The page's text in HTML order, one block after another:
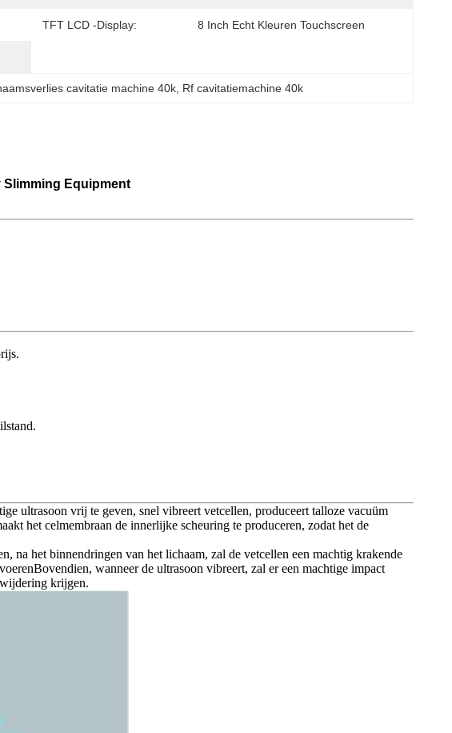
TFT LCD -display: 8 Inch Echt Kleuren Touchscreen
cavitatie machine 40k Rf cavitatiemachine 40k
Slimming Equipment
ultrasoon vrij te geven, snel vibreert vetcellen, produceert talloze vacuüm
het celmembraan de innerlijke scheuring te produceren, zodat het de
na het binnendringen van het lichaam, zal de vetcellen een machtig krakende
wanneer de ultrasoon vibreert, zal er een machtige impact
krijgen.